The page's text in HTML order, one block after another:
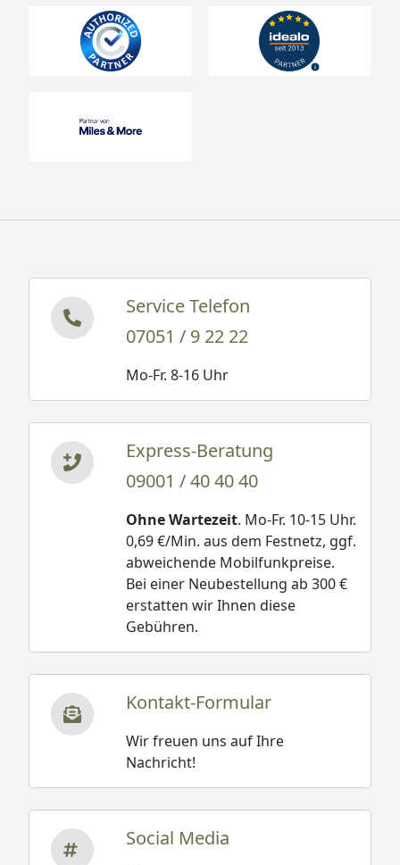
Service Telefon
07051 / 9 22 22
Mo-Fr. 8-16 Uhr
Express-Beratung
09001 / 40 40 40
Ohne Wartezeit. Mo-Fr. 10-15 Uhr.
0,69 €/Min. aus dem Festnetz, ggf.
abweichende Mobilfunkpreise.
Bei einer Neubestellung ab 300 €
erstatten wir Ihnen diese
Gebühren.
Kontakt-Formular
Wir freuen uns auf Ihre
Nachricht!
Social Media